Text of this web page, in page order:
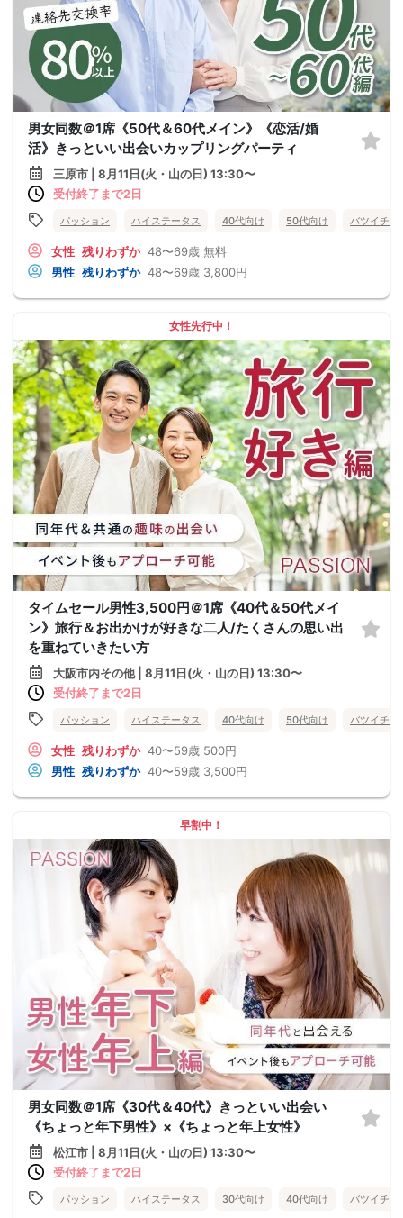
男女同数＠1席《50代＆60代メイン》《恋活/婚
活》きっといい出会いカップリングパーティ
三原市 | 8月11日(火・山の日) 13:30〜
受付終了まで2日
パッション ハイステータス 40代向け 50代向け バツイチ・
女性 残りわずか 48〜69歳 無料
男性 残りわずか 48〜69歳 3,800円
女性先行中！
タイムセール男性3,500円＠1席《40代＆50代メイ
ン》旅行＆お出かけが好きな二人/たくさんの思い出
を重ねていきたい方
大阪市内その他 | 8月11日(火・山の日) 13:30〜
受付終了まで2日
パッション ハイステータス 40代向け 50代向け バツイチ・
女性 残りわずか 40〜59歳 500円
男性 残りわずか 40〜59歳 3,500円
早割中！
男女同数＠1席《30代＆40代》きっといい出会い
《ちょっと年下男性》×《ちょっと年上女性》
松江市 | 8月11日(火・山の日) 13:30〜
受付終了まで2日
パッション ハイステータス 30代向け 40代向け バツイチ・